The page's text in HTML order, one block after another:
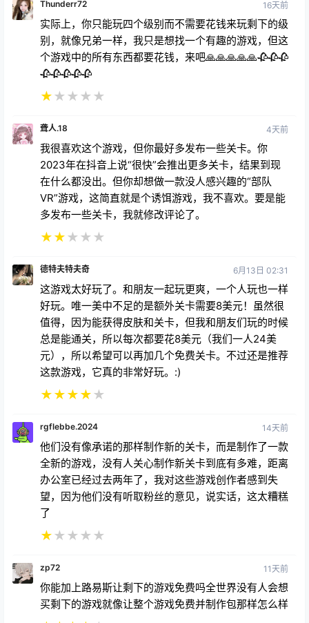
Thunderr72 16天前
实际上，你只能玩四个级别而不需要花钱来玩剩下的级
别，就像兄弟一样，我只是想找一个有趣的游戏，但这
个游戏中的所有东西都要花钱，来吧🙏🙏🙏🙏🙏🥀🥀🥀
🥀🥀🥀🥀🥀
★★ ★ ★ ★
聋人.18 4天前
我很喜欢这个游戏，但你最好多发布一些关卡。你
2023年在抖音上说“很快”会推出更多关卡，结果到现
在什么都没出。但你却想做一款没人感兴趣的“部队
VR”游戏，这简直就是个诱饵游戏，我不喜欢。要是能
多发布一些关卡，我就修改评论了。
★★★ ★ ★
德特夫特夫奇 6月13日 02:31
这游戏太好玩了。和朋友一起玩更爽，一个人玩也一样
好玩。唯一美中不足的是额外关卡需要8美元！虽然很
值得，因为能获得皮肤和关卡，但我和朋友们玩的时候
总是能通关，所以每次都要花8美元（我们一人24美
元），所以希望可以再加几个免费关卡。不过还是推荐
这款游戏，它真的非常好玩。:)
★★★★★
rgflebbe.2024 14天前
他们没有像承诺的那样制作新的关卡，而是制作了一款
全新的游戏，没有人关心制作新关卡到底有多难，距离
办公室已经过去两年了，我对这些游戏创作者感到失
望，因为他们没有听取粉丝的意见，说实话，这太糟糕
了
★★ ★ ★ ★
zp72 11天前
你能加上路易斯让剩下的游戏免费吗全世界没有人会想
买剩下的游戏就像让整个游戏免费并制作包那样怎么样